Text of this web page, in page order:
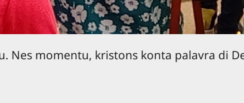
Nes momentu, kristons konta palavra di